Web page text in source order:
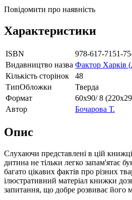
Повідомити про наявність
Характеристики
ISBN
978-617-7151-
Видавництво назва Фактор Харків
Кількість сторінок
48
ТипОбложки
Тверда
Формат
60х90/ 8
Автор
Бочарова Т.
Опис
Слухаючи представлені в цій книжці
дитина не тільки легко запам'ятає
багато цікавих фактів про різних
ілюстративний матеріал книжки
запитання, що добре розвиває його